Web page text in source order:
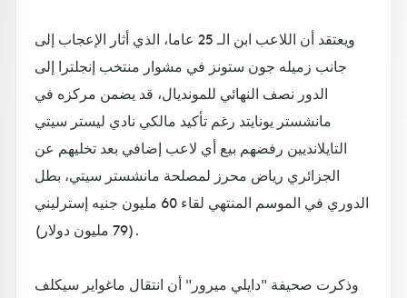
ويعتقد أن اللاعب ابن الـ 25 عاما، الذي أثار الإعجاب إلى
جانب زميله جون ستونز في مشوار منتخب إنجلترا إلى
الدور نصف النهائي للمونديال، قد يضمن مركزه في
مانشستر يونايتد رغم تأكيد مالكي نادي ليستر سيتي
التايلانديين رفضهم بيع أي لاعب إضافي بعد تخليهم عن
الجزائري رياض محرز لمصلحة مانشستر سيتي، بطل
الدوري في الموسم المنتهي لقاء 60 مليون جنيه إسترليني
(79 مليون دولار).
وذكرت صحيفة "دايلي ميرور" أن انتقال ماغواير سيكلف